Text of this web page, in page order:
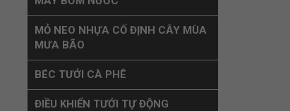
MỎ NEO NHỰA CỐ ĐỊNH CÂY MÙA
MƯA BÃO
BÉC TƯỚI CÀ PHÊ
ĐIỀU KHIỂN TƯỚI TỰ ĐỘNG